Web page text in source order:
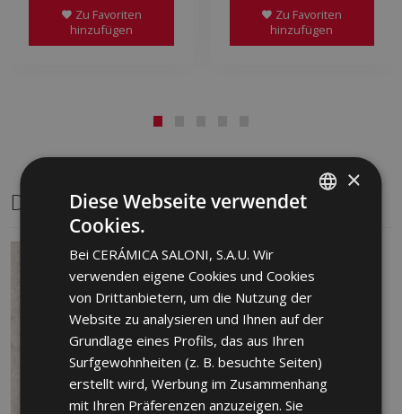
Zu Favoriten
hinzufügen
Zu Favoriten
hinzufügen
Dasselbe Format
GERMAN
PORTUGUESE
×
Diese Webseite verwendet
Cookies.
Bei CERÁMICA SALONI, S.A.U. Wir
verwenden eigene Cookies und Cookies
von Drittanbietern, um die Nutzung der
Website zu analysieren und Ihnen auf der
Grundlage eines Profils, das aus Ihren
Surfgewohnheiten (z. B. besuchte Seiten)
erstellt wird, Werbung im Zusammenhang
mit Ihren Präferenzen anzuzeigen. Sie